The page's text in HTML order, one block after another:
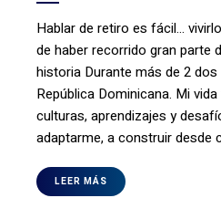
Hablar de retiro es fácil…
de haber recorrido gran parte
historia Durante más de 2
República Dominicana. Mi
culturas, aprendizajes y
adaptarme, a construir desde
LEER MÁS